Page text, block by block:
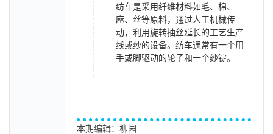
纺车是采用纤维材料如毛、棉、
麻、丝等原料，通过人工机械传
动，利用旋转抽丝延长的工艺生产
线或纱的设备。纺车通常有一个用
手或脚驱动的轮子和一个纱锭。
本期编辑：柳园